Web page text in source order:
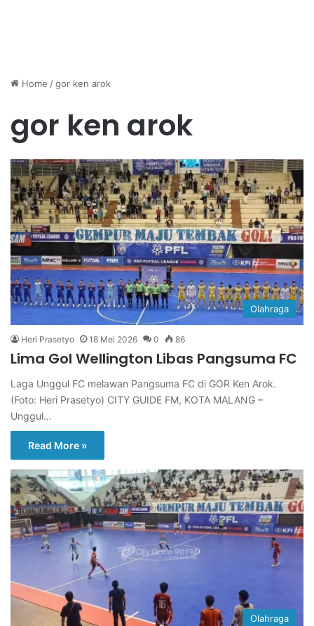
Home /gor ken arok
gor ken arok
Olahraga
Heri Prasetyo 18 Mei 2026 0 86
Lima Gol Wellington Libas Pangsuma FC
Laga Unggul FC melawan Pangsuma FC di GOR Ken Arok.
(Foto: Heri Prasetyo) CITY GUIDE FM, KOTA MALANG –
Unggul…
Read More »
Olahraga